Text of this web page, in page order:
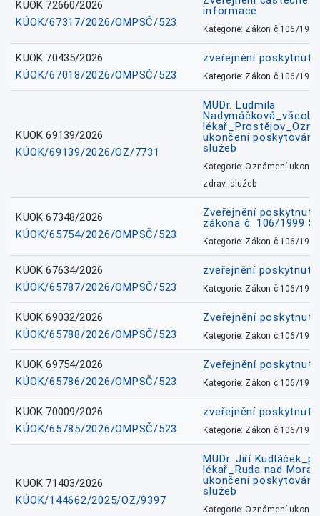
KUOK 72660/2026
KÚOK/67317/2026/OMPSČ/523
informace
Kategorie: Zákon č.106/1999
KUOK 70435/2026
KÚOK/67018/2026/OMPSČ/523
zveřejnění
Kategorie: Zákon č.106/1999
KUOK 69139/2026
KÚOK/69139/2026/OZ/7731
MUDr. Ludmila
ukončení
služeb
Kategorie: Oznámení-
zdrav. služeb
KUOK 67348/2026
KÚOK/65754/2026/OMPSČ/523
Zveřejnění
zákona č. 106/1999
Kategorie: Zákon č.106/1999
KUOK 67634/2026
KÚOK/65787/2026/OMPSČ/523
zveřejnění
Kategorie: Zákon č.106/1999
KUOK 69032/2026
KÚOK/65788/2026/OMPSČ/523
Zveřejnění
Kategorie: Zákon č.106/1999
KUOK 69754/2026
KÚOK/65786/2026/OMPSČ/523
Zveřejnění
Kategorie: Zákon č.106/1999
KUOK 70009/2026
KÚOK/65785/2026/OMPSČ/523
zveřejnění
Kategorie: Zákon č.106/1999
KUOK 71403/2026
KÚOK/144662/2025/OZ/9397
MUDr. Jiří
lékař_Ruda nad
ukončení
služeb
Kategorie: Oznámení-